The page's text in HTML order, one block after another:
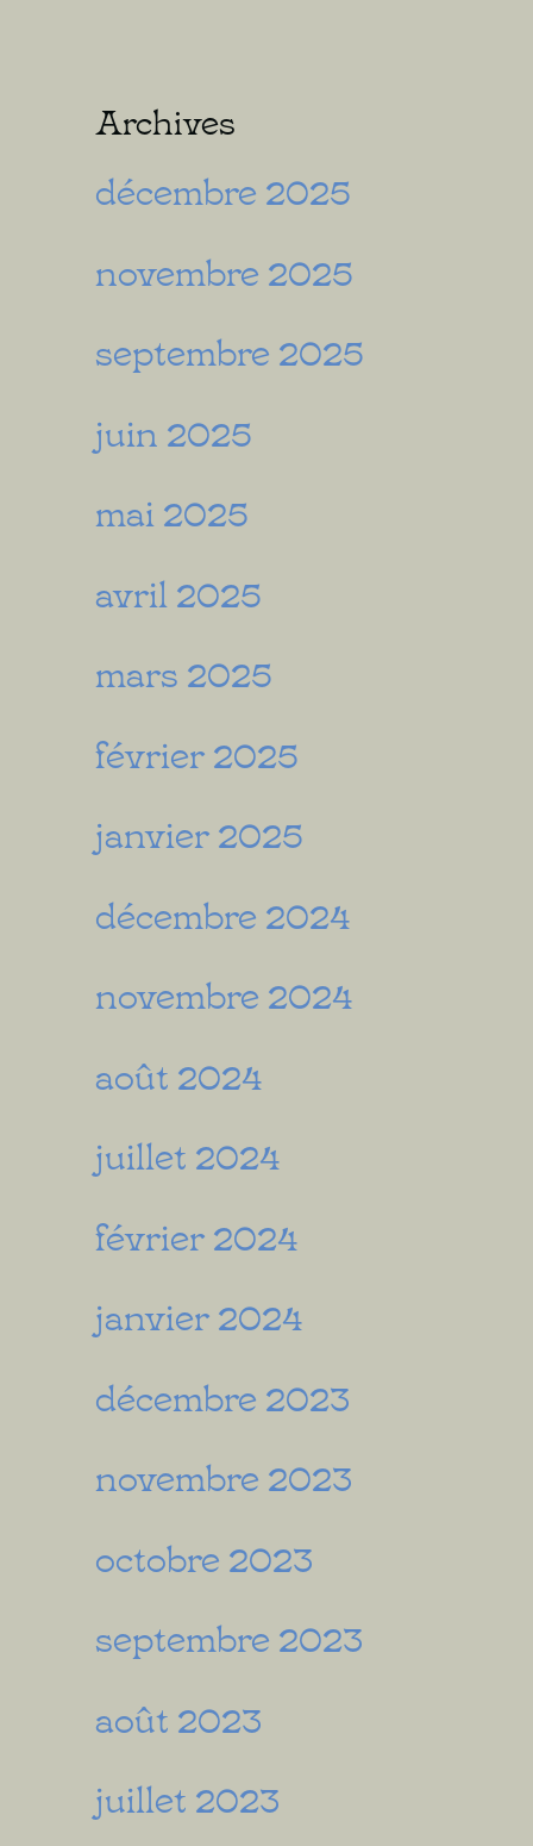
Archives
décembre 2025
novembre 2025
septembre 2025
juin 2025
mai 2025
avril 2025
mars 2025
février 2025
janvier 2025
décembre 2024
novembre 2024
août 2024
juillet 2024
février 2024
janvier 2024
décembre 2023
novembre 2023
octobre 2023
septembre 2023
août 2023
juillet 2023